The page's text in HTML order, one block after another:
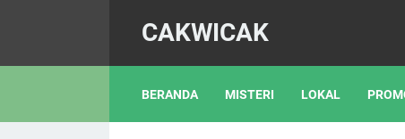
CAKWICAK
BERANDA MISTERI LOKAL